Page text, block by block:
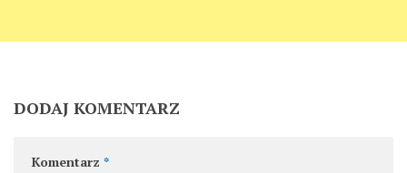
DODAJ KOMENTARZ
Komentarz *